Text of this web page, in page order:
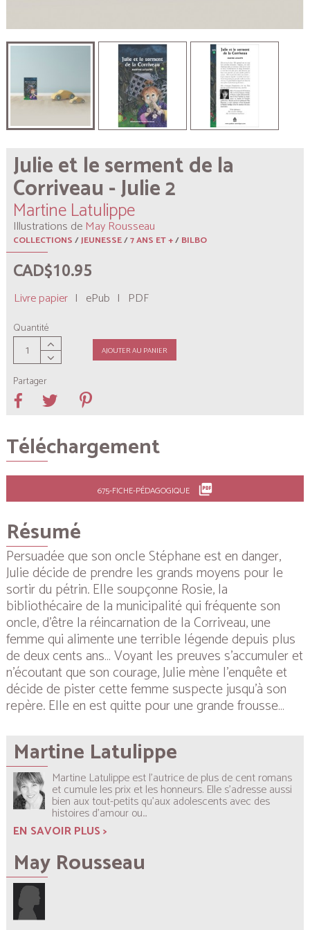
Julie et le serment de la
Corriveau - Julie 2
Martine Latulippe
Illustrations de May Rousseau
COLLECTIONS/JEUNESSE/7 ANS ET +/BILBO
CAD$10.95
Livre papier | ePub | PDF
Quantité
AJOUTER AU PANIER
Partager
Téléchargement
675-FICHE-PÉDAGOGIQUE picture_as_pdf
Résumé
Persuadée que son oncle Stéphane est en danger,
Julie décide de prendre les grands moyens pour le
sortir du pétrin. Elle soupçonne Rosie, la
bibliothécaire de la municipalité qui fréquente son
oncle, d’être la réincarnation de la Corriveau, une
femme qui alimente une terrible légende depuis plus
de deux cents ans… Voyant les preuves s’accumuler et
n’écoutant que son courage, Julie mène l’enquête et
décide de pister cette femme suspecte jusqu’à son
repère. Elle en est quitte pour une grande frousse…
Martine Latulippe
Martine Latulippe est l’autrice de plus de cent romans
et cumule les prix et les honneurs. Elle s’adresse aussi
bien aux tout-petits qu’aux adolescents avec des
histoires d’amour ou...
EN SAVOIR PLUS >
May Rousseau